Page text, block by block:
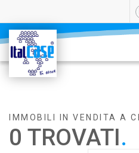
IMMOBILI IN VENDITA A
0 TROVATI.